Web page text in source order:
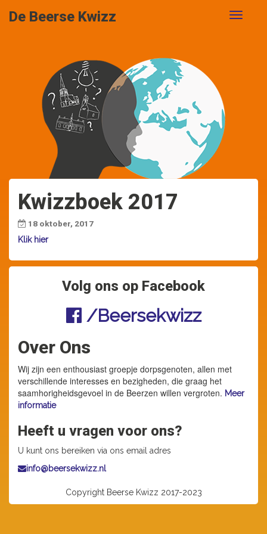
De Beerse Kwizz
Kwizzboek 2017
18 oktober, 2017
Klik hier
Volg ons op Facebook
/Beersekwizz
Over Ons
Wij zijn een enthousiast groepje dorpsgenoten, allen met
verschillende interesses en bezigheden, die graag het
saamhorigheidsgevoel in de Beerzen willen vergroten. Meer
informatie
Heeft u vragen voor ons?
U kunt ons bereiken via ons email adres
info@beersekwizz.nl
Copyright Beerse Kwizz 2017-2023